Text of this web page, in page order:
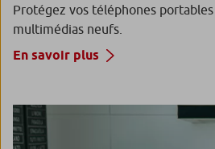
Protégez vos téléphones
multimédias neufs.
En savoir plus